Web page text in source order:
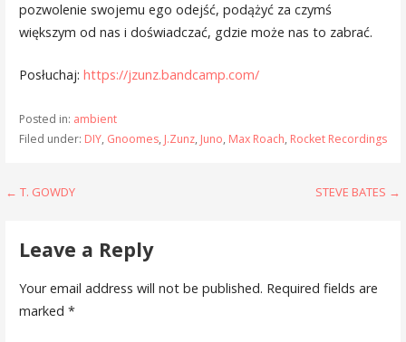
pozwolenie swojemu ego odejść, podążyć za czymś
większym od nas i doświadczać, gdzie może nas to zabrać.
Posłuchaj: https://jzunz.bandcamp.com/
Posted in: ambient
Filed under: DIY, Gnoomes, J.Zunz, Juno, Max Roach, Rocket Recordings
Post
← T. GOWDY STEVE BATES →
Leave a Reply
Your email address will not be published. Required fields are
marked *